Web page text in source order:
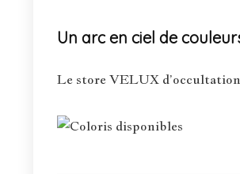
Un arc en ciel de
Le store VELUX